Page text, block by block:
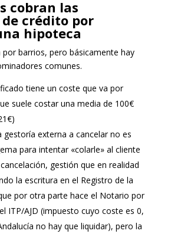
cobran las
crédito por
hipoteca
por barrios, pero básicamente hay
comunes.
tiene un coste que va por
suele costar una media de 100€
gestoría externa a cancelar no es
para intentar «colarle» al cliente
gestión que en realidad
la escritura en el Registro de la
por otra parte hace el Notario por
ITP/AJD (impuesto cuyo coste es 0,
no hay que liquidar), pero la